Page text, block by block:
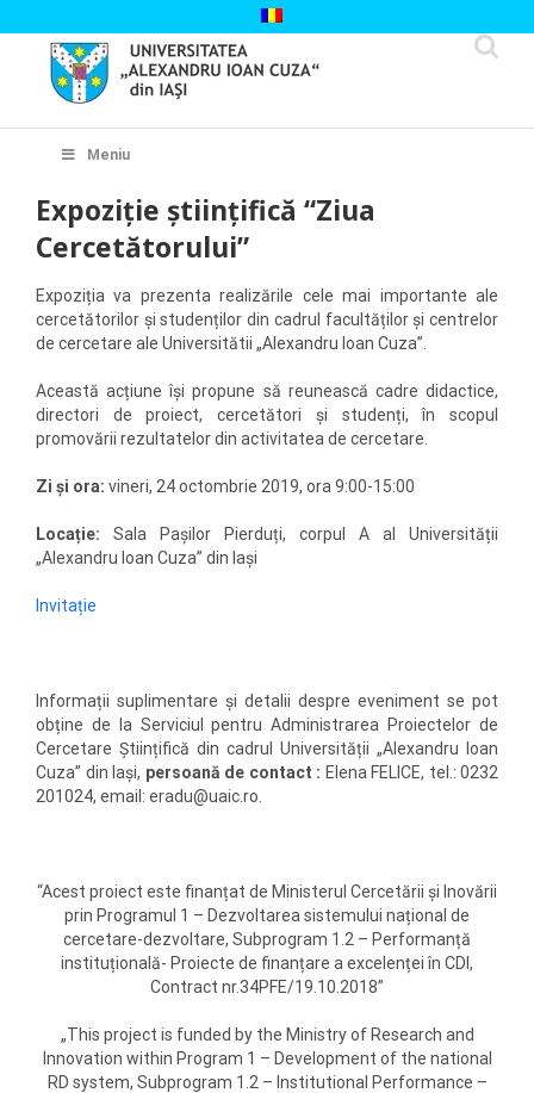
to
content
Meniu
Expoziție științifică “Ziua
Cercetătorului”
Expoziția va prezenta realizările cele mai importante ale
cercetătorilor și studenților din cadrul facultăților și centrelor
de cercetare ale Universitătii „Alexandru Ioan Cuza”.
Această acțiune își propune să reunească cadre didactice,
directori de proiect, cercetători și studenți, în scopul
promovării rezultatelor din activitatea de cercetare.
Zi și ora: vineri, 24 octombrie 2019, ora 9:00-15:00
Locație: Sala Pașilor Pierduți, corpul A al Universității
„Alexandru Ioan Cuza” din Iași
Invitație
Informații suplimentare și detalii despre eveniment se pot
obține de la Serviciul pentru Administrarea Proiectelor de
Cercetare Științifică din cadrul Universității „Alexandru Ioan
Cuza” din Iași, persoană de contact : Elena FELICE, tel.: 0232
201024, email: eradu@uaic.ro.
“Acest proiect este finanțat de Ministerul Cercetării și Inovării
prin Programul 1 – Dezvoltarea sistemului național de
cercetare-dezvoltare, Subprogram 1.2 – Performanță
instituțională- Proiecte de finanțare a excelenței în CDI,
Contract nr.34PFE/19.10.2018”
„This project is funded by the Ministry of Research and
Innovation within Program 1 – Development of the national
RD system, Subprogram 1.2 – Institutional Performance –